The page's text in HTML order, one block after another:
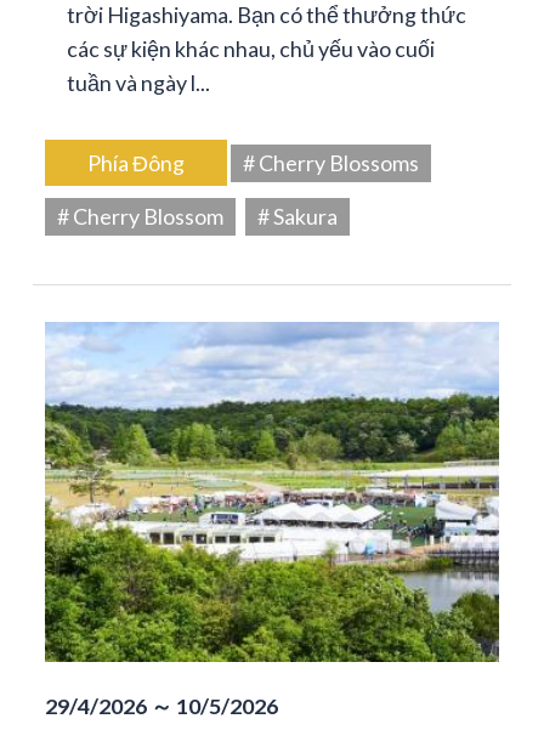
trời Higashiyama. Bạn có thể thưởng thức
các sự kiện khác nhau, chủ yếu vào cuối
tuần và ngày l...
Phía Đông
# Cherry Blossoms
# Cherry Blossom
# Sakura
29/4/2026 ～ 10/5/2026